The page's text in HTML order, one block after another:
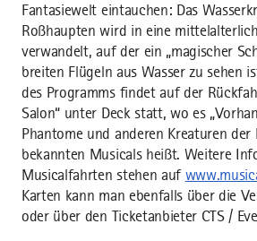
Fantasiewelt eintauchen: Das
Roßhaupten wird in eine
verwandelt, auf der ein „magischer
breiten Flügeln aus Wasser zu sehen
des Programms findet auf der
Salon“ unter Deck statt, wo es
Phantome und anderen Kreaturen der
bekannten Musicals heißt. Weitere
Musicalfahrten stehen auf
Karten kann man ebenfalls über die
oder über den Ticketanbieter CTS /